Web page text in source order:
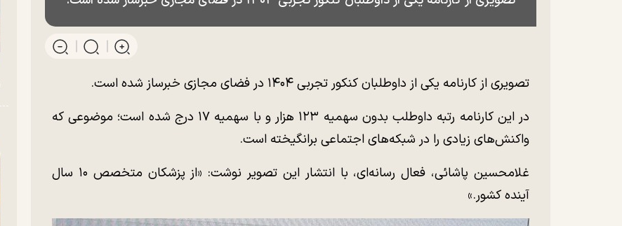
تصویری از کارنامه یکی از داوطلبان کنکور تجربی ۱۴۰۴ در فضای مجازی خبرساز شده است.
در این کارنامه رتبه داوطلب بدون سهمیه ۱۲۳ هزار و با سهمیه ۱۷ درج شده است؛ موضوعی که
واکنش‌های زیادی را در شبکه‌های اجتماعی برانگیخته است.
غلامحسین پاشائی، فعال رسانه‌ای، با انتشار این تصویر نوشت: «از پزشکان متخصص ۱۰ سال
آینده کشور.»